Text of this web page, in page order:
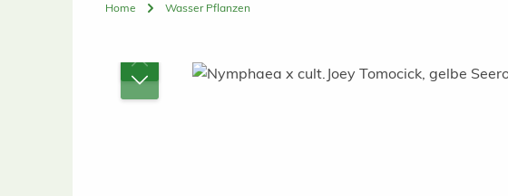
Home Wasser Pflanzen
Bildergalerie überspringen